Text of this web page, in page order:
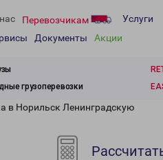
Перевозчикам
Услуги
Документы Акции
грузоперевозки
в Норильск Ленинградскую